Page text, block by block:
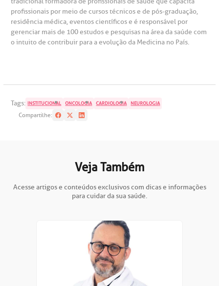
profissionais por meio de cursos técnicos e de pós-graduação,
residência médica, eventos científicos e é responsável por
gerenciar mais de 100 estudos e pesquisas na área da saúde com
o intuito de contribuir para a evolução da Medicina no País.
Tags: INSTITUCIONAL ONCOLOGIA CARDIOLOGIA NEUROLOGIA
Compartilhe:
Veja Também
Acesse artigos e conteúdos exclusivos com dicas e informações
para cuidar da sua saúde.